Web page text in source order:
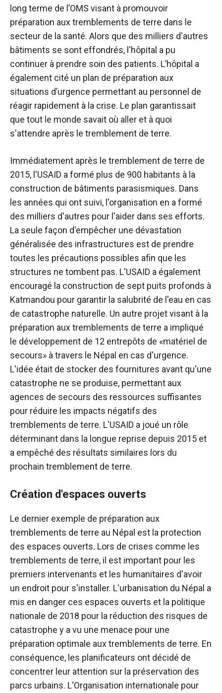
long terme de l’OMS visant à promouvoir
préparation aux tremblements de terre dans le
secteur de la santé. Alors que des milliers d'autres
bâtiments se sont effondrés, l'hôpital a pu
continuer à prendre soin des patients. L’hôpital a
également cité un plan de préparation aux
situations d’urgence permettant au personnel de
réagir rapidement à la crise. Le plan garantissait
que tout le monde savait où aller et à quoi
s'attendre après le tremblement de terre.
Immédiatement après le tremblement de terre de
2015, l'USAID a formé plus de 900 habitants à la
construction de bâtiments parasismiques. Dans
les années qui ont suivi, l'organisation en a formé
des milliers d'autres pour l'aider dans ses efforts.
La seule façon d'empêcher une dévastation
généralisée des infrastructures est de prendre
toutes les précautions possibles afin que les
structures ne tombent pas. L'USAID a également
encouragé la construction de sept puits profonds à
Katmandou pour garantir la salubrité de l'eau en cas
de catastrophe naturelle. Un autre projet visant à la
préparation aux tremblements de terre a impliqué
le développement de 12 entrepôts de «matériel de
secours» à travers le Népal en cas d'urgence.
L'idée était de stocker des fournitures avant qu'une
catastrophe ne se produise, permettant aux
agences de secours des ressources suffisantes
pour réduire les impacts négatifs des
tremblements de terre. L'USAID a joué un rôle
déterminant dans la longue reprise depuis 2015 et
a empêché des résultats similaires lors du
prochain tremblement de terre.
Création d'espaces ouverts
Le dernier exemple de préparation aux
tremblements de terre au Népal est la protection
des espaces ouverts. Lors de crises comme les
tremblements de terre, il est important pour les
premiers intervenants et les humanitaires d'avoir
un endroit pour s'installer. L'urbanisation du Népal a
mis en danger ces espaces ouverts et la politique
nationale de 2018 pour la réduction des risques de
catastrophe y a vu une menace pour une
préparation optimale aux tremblements de terre. En
conséquence, les planificateurs ont décidé de
concentrer leur attention sur la préservation des
parcs urbains. L'Organisation internationale pour